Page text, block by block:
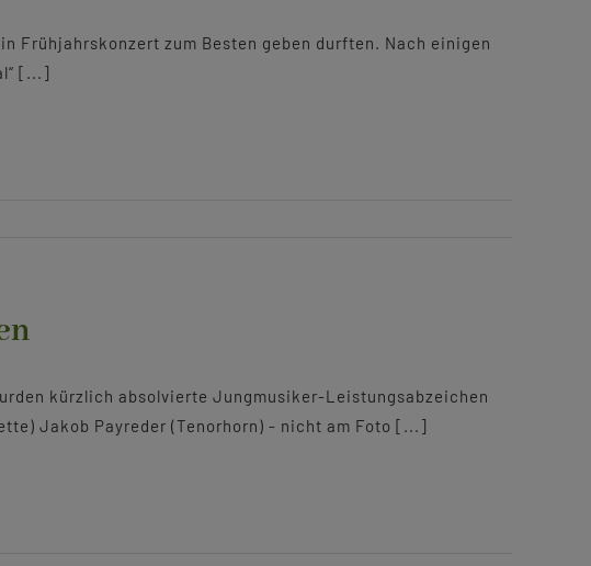
Frühjahrskonzert zum Besten geben durften. Nach einigen
[...]
kürzlich absolvierte Jungmusiker-Leistungsabzeichen
Jakob Payreder (Tenorhorn) - nicht am Foto [...]